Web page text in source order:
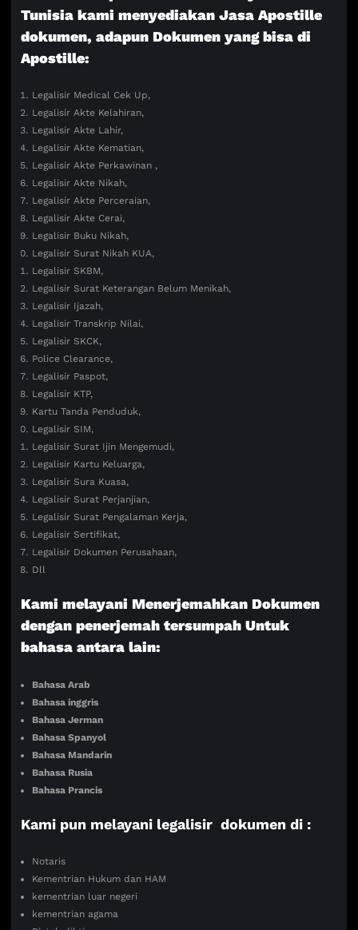
Tunisia kami menyediakan Jasa Apostille
dokumen, adapun Dokumen yang bisa di
Apostille:
Legalisir Medical Cek Up,
Legalisir Akte Kelahiran,
Legalisir Akte Lahir,
Legalisir Akte Kematian,
Legalisir Akte Perkawinan ,
Legalisir Akte Nikah,
Legalisir Akte Perceraian,
Legalisir Akte Cerai,
Legalisir Buku Nikah,
Legalisir Surat Nikah KUA,
Legalisir SKBM,
Legalisir Surat Keterangan Belum Menikah,
Legalisir Ijazah,
Legalisir Transkrip Nilai,
Legalisir SKCK,
Police Clearance,
Legalisir Paspot,
Legalisir KTP,
Kartu Tanda Penduduk,
Legalisir SIM,
Legalisir Surat Ijin Mengemudi,
Legalisir Kartu Keluarga,
Legalisir Sura Kuasa,
Legalisir Surat Perjanjian,
Legalisir Surat Pengalaman Kerja,
Legalisir Sertifikat,
Legalisir Dokumen Perusahaan,
Dll
Kami melayani Menerjemahkan Dokumen
dengan penerjemah tersumpah Untuk
bahasa antara lain:
Bahasa Arab
Bahasa inggris
Bahasa Jerman
Bahasa Spanyol
Bahasa Mandarin
Bahasa Rusia
Bahasa Prancis
Kami pun melayani legalisir dokumen di :
Notaris
Kementrian Hukum dan HAM
kementrian luar negeri
kementrian agama